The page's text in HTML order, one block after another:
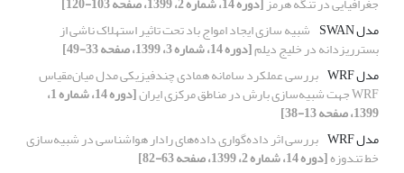
مدل SWAN
شبیه سازی ایجاد امواج باد تحت تاثیر استهلاک ناشی از
بسترریزدانه در خلیج دیلم[دوره 14، شماره 3، 1399، صفحه 33-49]
مدل WRF
بررسی عملکرد سامانه همادی چند‌فیزیکی مدل میان‌مقیاس
WRF جهت شبیه‌سازی بارش در مناطق مرکزی ایران [دوره 14، شماره 1،
1399، صفحه 13-38]
مدل WRF
بررسی اثر داده‌گواری داده‌های رادار هواشناسی در شبیه‌سازی
خط تندوزه[دوره 14، شماره 2، 1399، صفحه 63-82]